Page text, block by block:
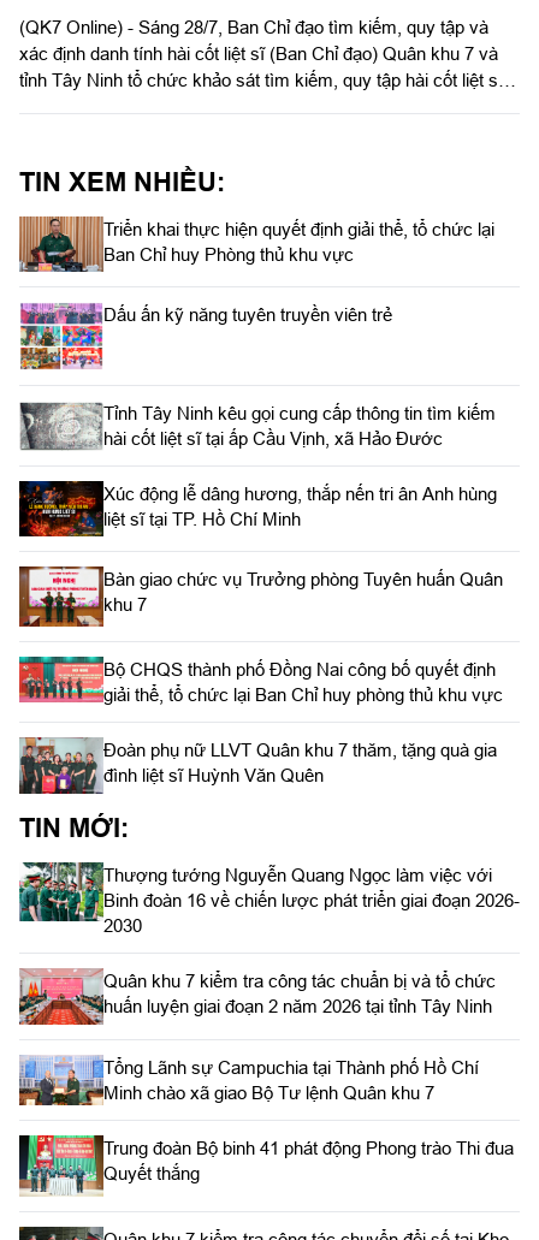
(QK7 Online) - Sáng 28/7, Ban Chỉ đạo tìm kiếm, quy tập và
xác định danh tính hài cốt liệt sĩ (Ban Chỉ đạo) Quân khu 7 và
tỉnh Tây Ninh tổ chức khảo sát tìm kiếm, quy tập hài cốt liệt sĩ
TIN XEM NHIỀU:
Triển khai thực hiện quyết định giải thể, tổ chức lại
Ban Chỉ huy Phòng thủ khu vực
Dấu ấn kỹ năng tuyên truyền viên trẻ
Tỉnh Tây Ninh kêu gọi cung cấp thông tin tìm kiếm
hài cốt liệt sĩ tại ấp Cầu Vịnh, xã Hảo Đước
Xúc động lễ dâng hương, thắp nến tri ân Anh hùng
liệt sĩ tại TP. Hồ Chí Minh
Bàn giao chức vụ Trưởng phòng Tuyên huấn Quân
khu 7
Bộ CHQS thành phố Đồng Nai công bố quyết định
giải thể, tổ chức lại Ban Chỉ huy phòng thủ khu vực
Đoàn phụ nữ LLVT Quân khu 7 thăm, tặng quà gia
đình liệt sĩ Huỳnh Văn Quên
TIN MỚI:
Thượng tướng Nguyễn Quang Ngọc làm việc với
Binh đoàn 16 về chiến lược phát triển giai đoạn 2026-
2030
Quân khu 7 kiểm tra công tác chuẩn bị và tổ chức
huấn luyện giai đoạn 2 năm 2026 tại tỉnh Tây Ninh
Tổng Lãnh sự Campuchia tại Thành phố Hồ Chí
Minh chào xã giao Bộ Tư lệnh Quân khu 7
Trung đoàn Bộ binh 41 phát động Phong trào Thi đua
Quyết thắng